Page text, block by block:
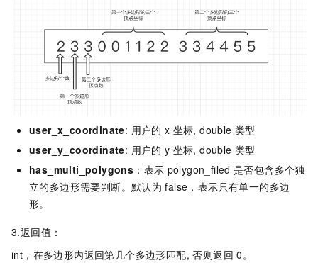
user_x_coordinate: 用户的 x 坐标, double 类型
user_y_coordinate: 用户的 y 坐标, double 类型
has_multi_polygons ：表示 polygon_filed 是否包含多个独
立的多边形需要判断。默认为 false，表示只有单一的多边
形。
3.返回值：
int，在多边形内返回第几个多边形匹配, 否则返回 0。